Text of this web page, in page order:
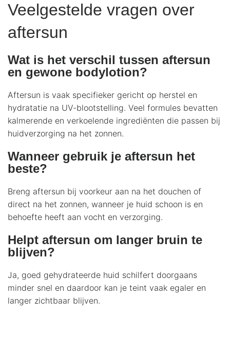
Veelgestelde vragen over
aftersun
Wat is het verschil tussen aftersun
en gewone bodylotion?
Aftersun is vaak specifieker gericht op herstel en
hydratatie na UV-blootstelling. Veel formules bevatten
kalmerende en verkoelende ingrediënten die passen bij
huidverzorging na het zonnen.
Wanneer gebruik je aftersun het
beste?
Breng aftersun bij voorkeur aan na het douchen of
direct na het zonnen, wanneer je huid schoon is en
behoefte heeft aan vocht en verzorging.
Helpt aftersun om langer bruin te
blijven?
Ja, goed gehydrateerde huid schilfert doorgaans
minder snel en daardoor kan je teint vaak egaler en
langer zichtbaar blijven.